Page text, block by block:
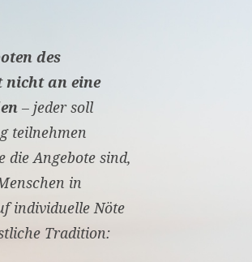
des
an eine
– jeder soll
teilnehmen
die Angebote sind,
in
individuelle Nöte
Tradition: